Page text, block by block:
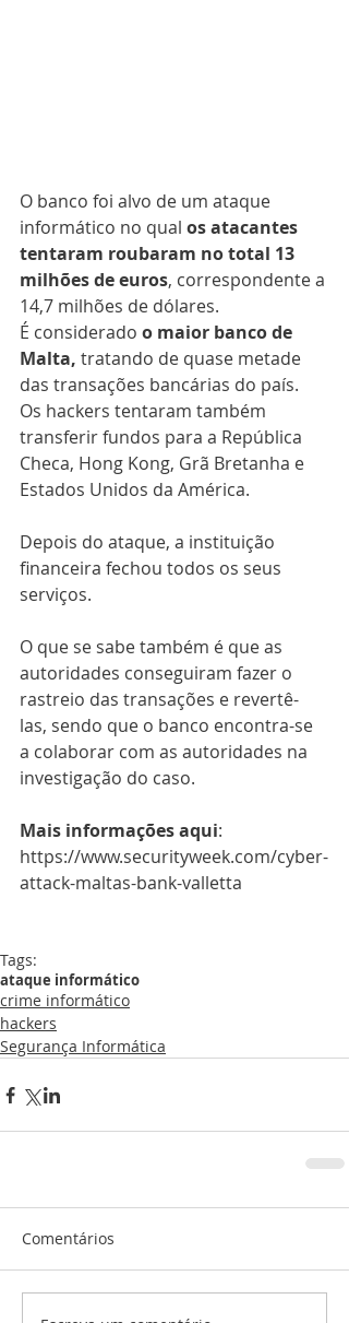
O banco foi alvo de um ataque
informático no qual os atacantes
tentaram roubaram no total 13
milhões de euros, correspondente a
14,7 milhões de dólares.
É considerado o maior banco de
Malta, tratando de quase metade
das transações bancárias do país.
Os hackers tentaram também
transferir fundos para a República
Checa, Hong Kong, Grã Bretanha e
Estados Unidos da América.
Depois do ataque, a instituição
financeira fechou todos os seus
serviços.
O que se sabe também é que as
autoridades conseguiram fazer o
rastreio das transações e revertê-
las, sendo que o banco encontra-se
a colaborar com as autoridades na
investigação do caso.
Mais informações aqui:
https://www.securityweek.com/cyber-
attack-maltas-bank-valletta
Tags:
ataque informático
crime informático
hackers
Segurança Informática
Comentários